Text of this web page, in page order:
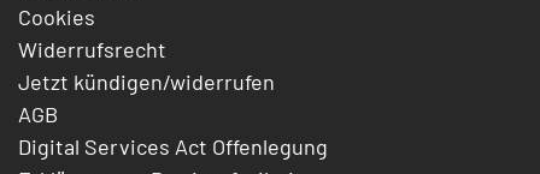
Cookies
Widerrufsrecht
Jetzt kündigen/widerrufen
AGB
Digital Services Act Offenlegung